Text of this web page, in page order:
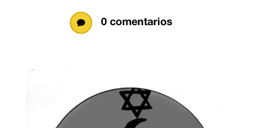
 0 comentarios